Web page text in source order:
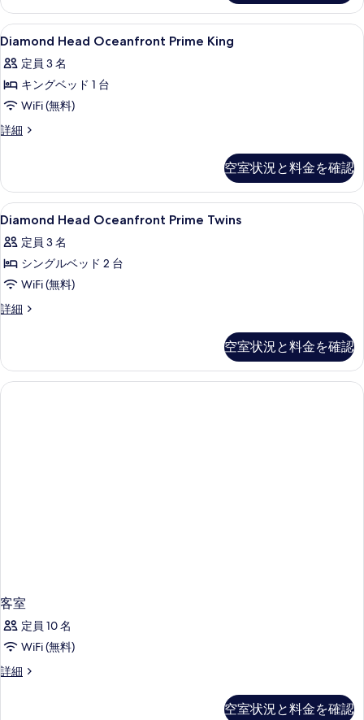
真
を
表
示
す
る
詳
細
Diamond
Head
Oceanfront
Prime
King
の
て
の
真
を
表
示
る
高級寝具、セーフティボックス (室
8
Diamond Head Oceanfront Prime King
定員 3 名
キングベッド 1 台
WiFi (無料)
詳細
Diamond
King
の
詳
空室状況と料金を確認
Diamond
Head
Oceanfront
Prime
Twins
の
て
の
高級寝具、セーフティボックス (室
7
Diamond Head Oceanfront Prime Twins
定員 3 名
シングルベッド 2 台
WiFi (無料)
詳細
Diamond
Twins
の
詳
空室状況と料金を確認
客室
定員 10 名
WiFi (無料)
詳細
客
空室状況と料金を確認